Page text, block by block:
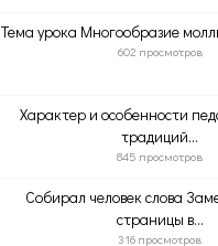
Тема урока Многообразие
602 просмотров
Характер и особенности
традиций...
845 просмотров
Собирал человек слова
страницы в...
316 просмотров